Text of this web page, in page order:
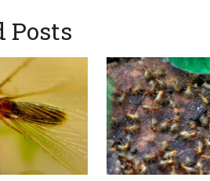
Posts